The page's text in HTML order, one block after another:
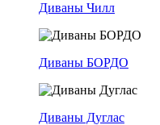
Диваны Чилл
Диваны БОРДО
Диваны Дуглас